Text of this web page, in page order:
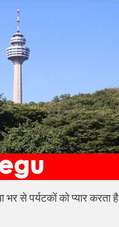
भर से पर्यटकों को प्यार करता है